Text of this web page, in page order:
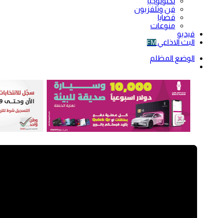
فن وتلفزيون
قضايا
منوعات
فيديو
البث الاذاعي FM
الوضع المظلم